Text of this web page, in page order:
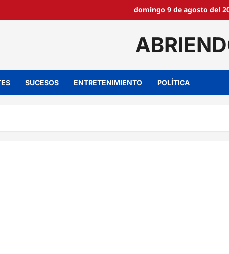
domingo 9 de agosto del
SUCESOS ENTRETENIMIENTO POLÍTICA